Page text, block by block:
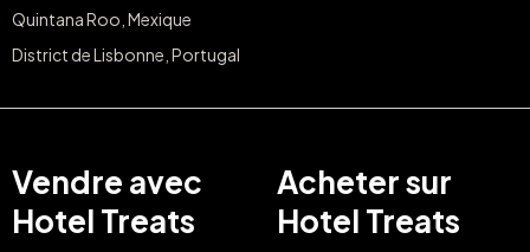
Quintana Roo, Mexique
District de Lisbonne, Portugal
Vendre avec
Hotel Treats
Acheter sur
Hotel Treats